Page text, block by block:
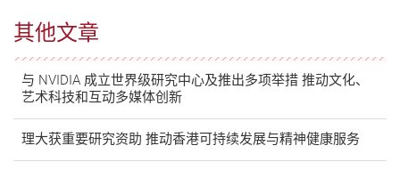
其他文章
与 NVIDIA 成立世界级研究中心及推出多项举措 推动文化、
艺术科技和互动多媒体创新
理大获重要研究资助 推动香港可持续发展与精神健康服务